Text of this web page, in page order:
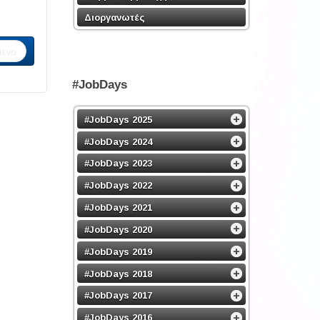
Διοργανωτές
#JobDays
#JobDays 2025
#JobDays 2024
#JobDays 2023
#JobDays 2022
#JobDays 2021
#JobDays 2020
#JobDays 2019
#JobDays 2018
#JobDays 2017
#JobDays 2016